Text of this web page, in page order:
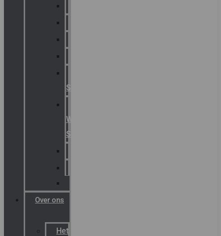
Signaling
Warning
Signals
Over ons
Het